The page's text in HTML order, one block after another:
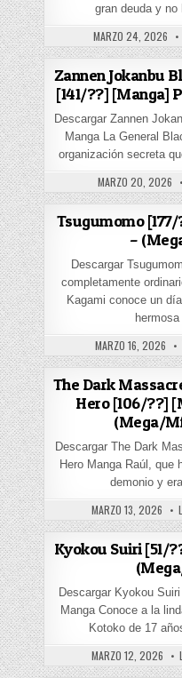
gran deuda y no
PUBLISHED DATE:
MARZO 24, 2026
Zannen Jokanbu
[141/??] [Manga]
Descargar Zannen
Manga La General
organización secreta
PUBLISHED DATE:
MARZO 20, 2026
Tsugumomo
–
Descargar
completamente
Kagami conoce un
hermosa
PUBLISHED DATE:
MARZO 16, 2026
The Dark
Hero [106/??]
(Mega/
Descargar The Dark
Hero Manga Raúl, que
demonio y
PUBLISHED DATE:
MARZO 13, 2026
Kyokou Suiri [51/
Descargar Kyokou
Manga Conoce a la
Kotoko de 17
PUBLISHED DATE:
MARZO 12, 2026